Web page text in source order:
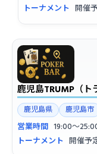
トーナメント 開催
鹿児島TRUMP（ト
鹿児島県 鹿児島市
営業時間 19:00〜
トーナメント 開催予